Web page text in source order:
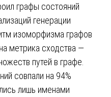
графы состояний
генерации
изоморфизма графов
метрика сходства —
путей в графе.
совпали на 94%
лишь именами